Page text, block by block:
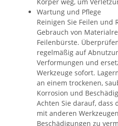
Wartung und Pflege
Reinigen Sie Feilen und
Gebrauch von
Feilenbürste.
regelmäßig auf
Verformungen und
Werkzeuge sofort.
an einem trockenen,
Korrosion und
Achten Sie darauf, dass
mit anderen
Beschädigungen zu